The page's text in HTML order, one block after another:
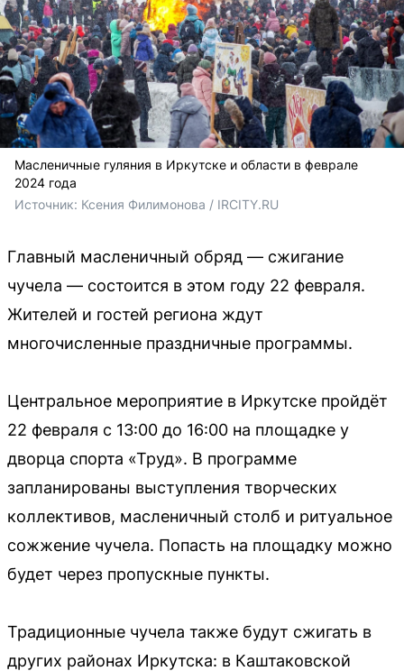
Масленичные гуляния в Иркутске и области в феврале
2024 года
Источник: Ксения Филимонова / IRCITY.RU
Главный масленичный обряд — сжигание
чучела — состоится в этом году 22 февраля.
Жителей и гостей региона ждут
многочисленные праздничные программы.
Центральное мероприятие в Иркутске пройдёт
22 февраля с 13:00 до 16:00 на площадке у
дворца спорта «Труд». В программе
запланированы выступления творческих
коллективов, масленичный столб и ритуальное
сожжение чучела. Попасть на площадку можно
будет через пропускные пункты.
Традиционные чучела также будут сжигать в
других районах Иркутска: в Каштаковской